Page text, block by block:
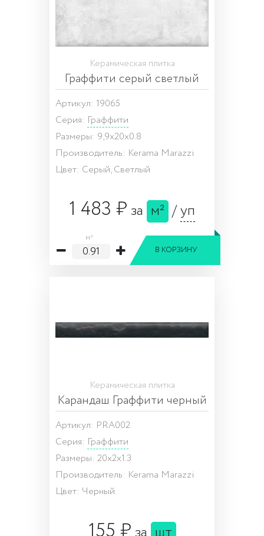
Керамическая плитка
Граффити серый светлый
Артикул: 19065
Серия: Граффити
Размеры: 9,9x20x0.8
Производитель: Kerama Marazzi
Цвет: Серый, Светлый
1 483 ₽за м² /уп
м²
В КОРЗИНУ
Керамическая плитка
Карандаш Граффити черный
Артикул: PRA002
Серия: Граффити
Размеры: 20x2x1.3
Производитель: Kerama Marazzi
Цвет: Черный